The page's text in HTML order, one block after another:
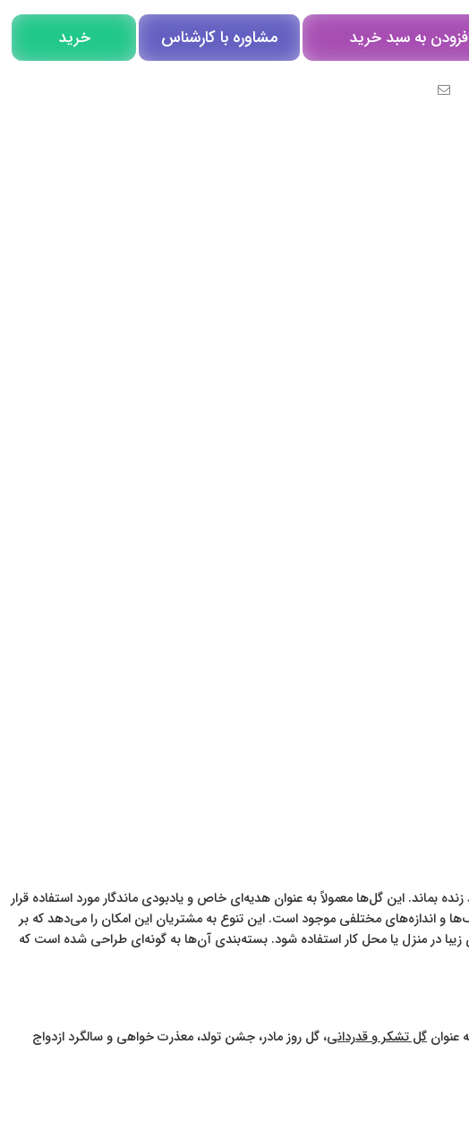
به سبد خرید مشاوره با کارشناس خرید
این گل‌ها معمولاً به عنوان هدیه‌ای خاص و یادبودی ماندگار مورد استفاده قرار
و اندازه‌های مختلفی موجود است. این تنوع به مشتریان این امکان را می‌دهد که بر
در منزل یا محل کار استفاده شود. بسته‌بندی آن‌ها به گونه‌ای طراحی شده است که
عنوان گل تشکر و قدردانی، گل روز مادر، جشن تولد، معذرت خواهی و سالگرد ازدواج